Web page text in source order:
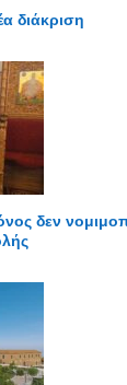
διάκριση
δεν